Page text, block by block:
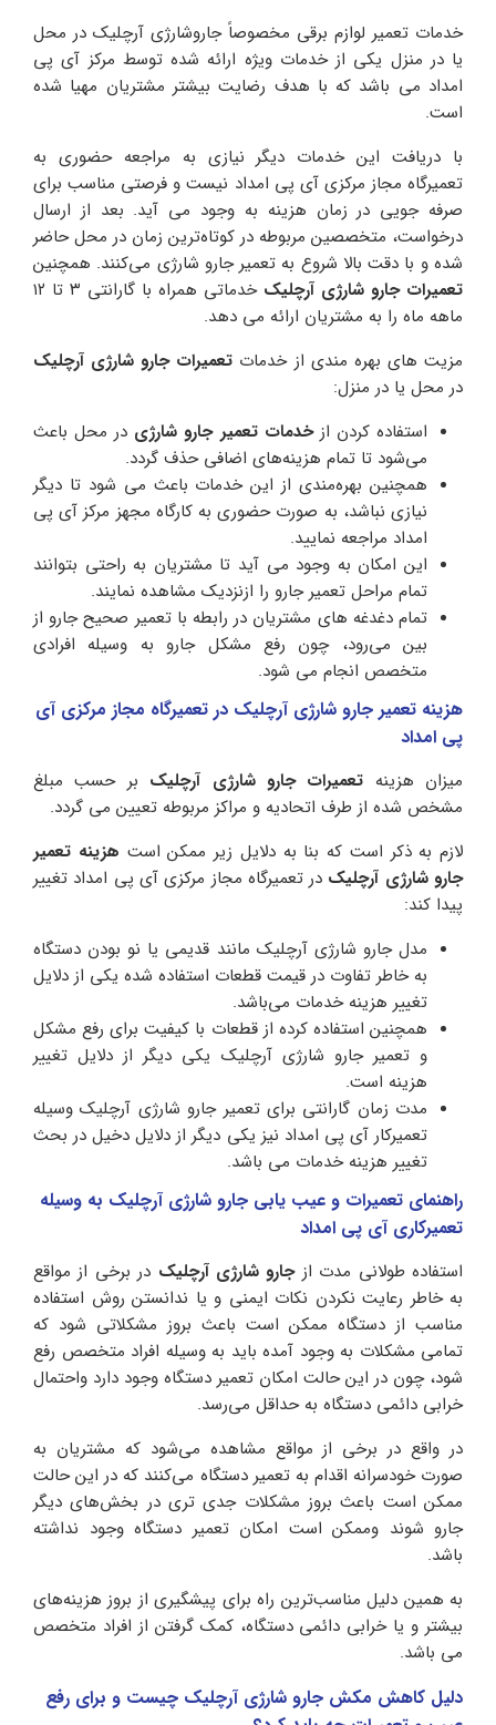
خدمات تعمیر لوازم برقی مخصوصاً جاروشارژی آرچلیک در محل
یا در منزل یکی از خدمات ویژه ارائه شده توسط مرکز آی پی
امداد می باشد که با هدف رضایت بیشتر مشتریان مهیا شده
است.
با دریافت این خدمات دیگر نیازی به مراجعه حضوری به
تعمیرگاه مجاز مرکزی آی پی امداد نیست و فرصتی مناسب برای
صرفه جویی در زمان هزینه به وجود می آید. بعد از ارسال
درخواست، متخصصین مربوطه در کوتاه‌ترین زمان در محل حاضر
شده و با دقت بالا شروع به تعمیر جارو شارژی می‌کنند. همچنین
تعمیرات جارو شارژی آرچلیک
خدماتی همراه با گارانتی ۳ تا ۱۲
ماهه ماه را به مشتریان ارائه می دهد.
مزیت های بهره مندی از خدمات تعمیرات جارو شارژی آرچلیک
در محل یا در منزل:
استفاده کردن ازخدمات تعمیر جارو شارژی در محل باعث
می‌شود تا تمام هزینه‌های اضافی حذف گردد.
همچنین بهره‌مندی از این خدمات باعث می شود تا دیگر
نیازی نباشد، به صورت حضوری به کارگاه مجهز مرکز آی پی
امداد مراجعه نمایید.
این امکان به وجود می آید تا مشتریان به راحتی بتوانند
تمام مراحل تعمیر جارو را ازنزدیک مشاهده نمایند.
تمام دغدغه های مشتریان در رابطه با تعمیر صحیح جارو از
بین می‌رود، چون رفع مشکل جارو به وسیله افرادی
متخصص انجام می شود.
هزینه تعمیر جارو شارژی آرچلیک در تعمیرگاه مجاز مرکزی آی
پی امداد
میزان هزینه تعمیرات جارو شارژی آرچلیک بر حسب مبلغ
مشخص شده از طرف اتحادیه و مراکز مربوطه تعیین می گردد.
لازم به ذکر است که بنا به دلایل زیر ممکن است هزینه تعمیر
جارو شارژی آرچلیک در تعمیرگاه مجاز مرکزی آی پی امداد تغییر
پیدا کند:
مدل جارو شارژی آرچلیک مانند قدیمی یا نو بودن دستگاه
به خاطر تفاوت در قیمت قطعات استفاده شده یکی از دلایل
تغییر هزینه خدمات می‌باشد.
همچنین استفاده کرده از قطعات با کیفیت برای رفع مشکل
و تعمیر جارو شارژی آرچلیک یکی دیگر از دلایل تغییر
هزینه است.
مدت زمان گارانتی برای تعمیر جارو شارژی آرچلیک وسیله
تعمیرکار آی پی امداد نیز یکی دیگر از دلایل دخیل در بحث
تغییر هزینه خدمات می باشد.
راهنمای تعمیرات و عیب یابی جارو شارژی آرچلیک به وسیله
تعمیرکاری آی پی امداد
استفاده طولانی مدت ازجارو شارژی آرچلیک در برخی از مواقع
به خاطر رعایت نکردن نکات ایمنی و یا ندانستن روش استفاده
مناسب از دستگاه ممکن است باعث بروز مشکلاتی شود که
تمامی مشکلات به وجود آمده باید به وسیله افراد متخصص رفع
شود، چون در این حالت امکان تعمیر دستگاه وجود دارد واحتمال
خرابی دائمی دستگاه به حداقل می‌رسد.
در واقع در برخی از مواقع مشاهده می‌شود که مشتریان به
صورت خودسرانه اقدام به تعمیر دستگاه می‌کنند که در این حالت
ممکن است باعث بروز مشکلات جدی تری در بخش‌های دیگر
جارو شوند وممکن است امکان تعمیر دستگاه وجود نداشته
باشد.
به همین دلیل مناسب‌ترین راه برای پیشگیری از بروز هزینه‌های
بیشتر و یا خرابی دائمی دستگاه، کمک گرفتن از افراد متخصص
می باشد.
دلیل کاهش مکش جارو شارژی آرچلیک چیست و برای رفع